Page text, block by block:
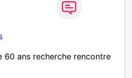
60 ans recherche rencontre